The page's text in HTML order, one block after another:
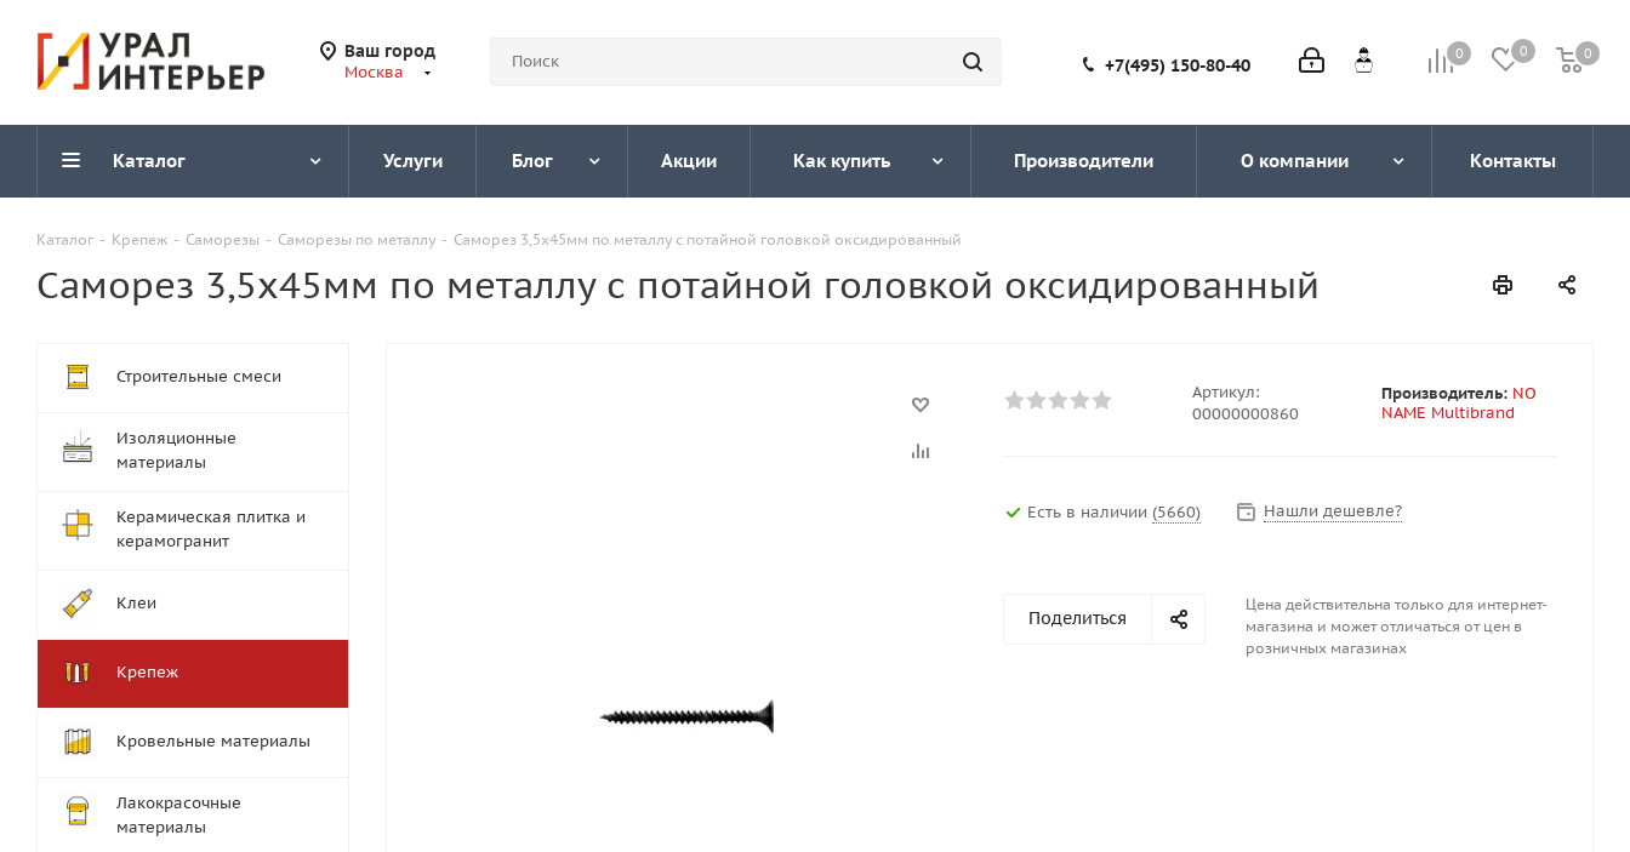
Ваш город
Москва
0 0 0
0
+7(495) 150-80-40
Каталог Услуги Блог Акции Как купить Производители О компании Контакты
Каталог - Крепеж - Саморезы - Саморезы по металлу - Саморез 3,5х45мм по металлу с потайной головкой оксидированный
Саморез 3,5х45мм по металлу с потайной головкой оксидированный
Артикул:
00000000860
Производитель: NO
NAME Multibrand
Есть в наличии (5660) Нашли дешевле?
Поделиться
Цена действительна только для интернет-
магазина и может отличаться от цен в
розничных магазинах
Строительные смеси
Изоляционные
материалы
Керамическая плитка и
керамогранит
Клеи
Крепеж
Кровельные материалы
Лакокрасочные
материалы